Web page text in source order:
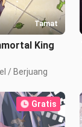
Tamat
King
/ Berjuang
Gratis